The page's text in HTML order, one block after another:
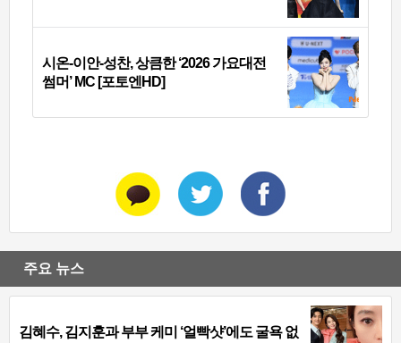
시온-이안-성찬, 상큼한 ‘2026 가요대전
썸머’ MC [포토엔HD]
주요 뉴스
김혜수, 김지훈과 부부 케미 ‘얼빡샷’에도 굴욕 없